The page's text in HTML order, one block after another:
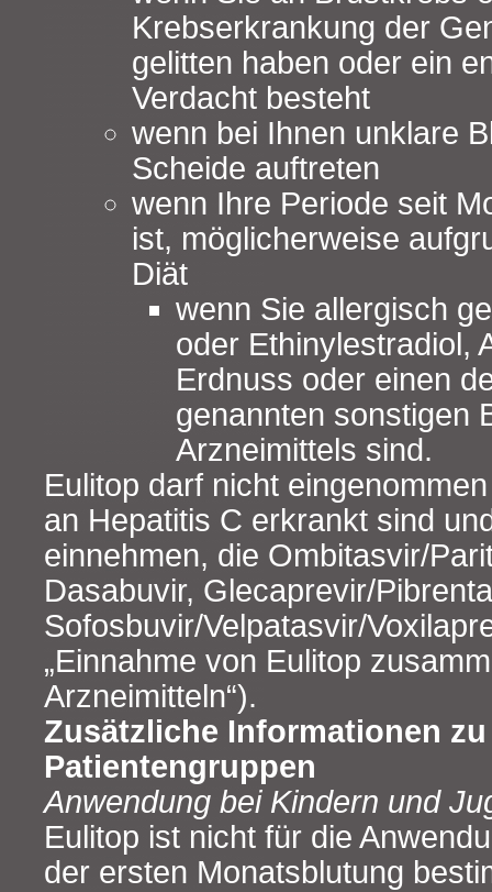
Krebserkrankung der
gelitten haben oder ein
Verdacht besteht
wenn bei Ihnen unklare
Scheide auftreten
wenn Ihre Periode seit
ist, möglicherweise
Diät
wenn Sie allergisch
oder Ethinylestradiol,
Erdnuss oder einen
genannten sonstigen
Arzneimittels sind.
Eulitop darf nicht
an Hepatitis C erkrankt sind
einnehmen, die Ombitasvir/
Dasabuvir, Glecaprevir/
Sofosbuvir/Velpatasvir/
„Einnahme von Eulitop
Arzneimitteln“).
Zusätzliche Informationen
Patientengruppen
Anwendung bei Kindern und
Eulitop ist nicht für die
der ersten Monatsblutung